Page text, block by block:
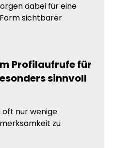
dabei für eine
sichtbarer
Profilaufrufe für
sinnvoll
oft nur wenige
zu